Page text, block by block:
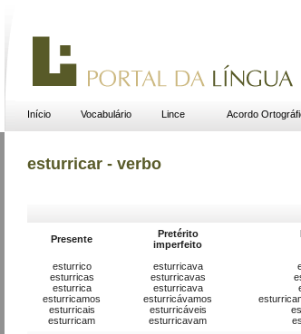
Início Vocabulário Lince Acordo
esturricar - verbo
Presente
Pretérito
imperfeito
esturrico
esturricas
esturrica
esturricamos
esturricais
esturricam
esturricava
esturricavas
esturricava
esturricávamos
esturricáveis
esturricavam